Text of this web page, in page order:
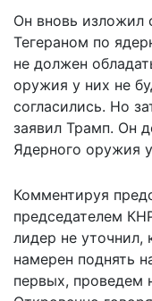
Он вновь изложил
Тегераном по
не должен
оружия у них не
согласились. Но
заявил Трамп. Он
Ядерного оружия
Комментируя
председателем
лидер не
намерен поднять
первых, проведем